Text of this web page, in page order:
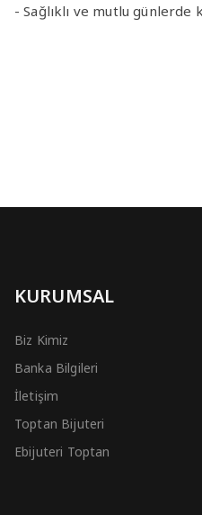
- Sağlıklı ve mutlu günlerde
KURUMSAL
Biz Kimiz
Banka Bilgileri
İletişim
Toptan Bijuteri
Ebijuteri Toptan